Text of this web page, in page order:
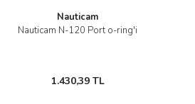
Nauticam
Nauticam N-120 Port o-ring'i
1.430,39 TL